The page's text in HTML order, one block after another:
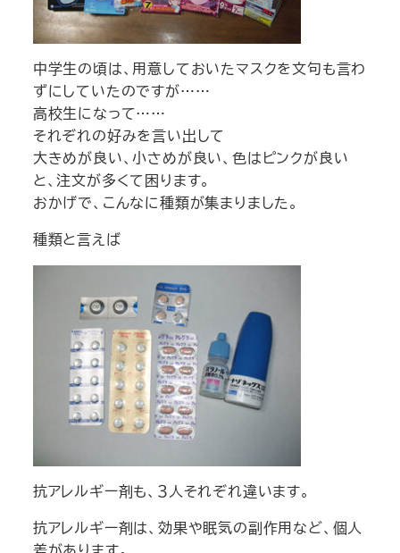
中学生の頃は、用意しておいたマスクを文句も言わ
ずにしていたのですが……
高校生になって……
それぞれの好みを言い出して
大きめが良い、小さめが良い、色はピンクが良い
と、注文が多くて困ります。
おかげで、こんなに種類が集まりました。
種類と言えば
抗アレルギー剤も、３人それぞれ違います。
抗アレルギー剤は、効果や眠気の副作用など、個人
差があります。